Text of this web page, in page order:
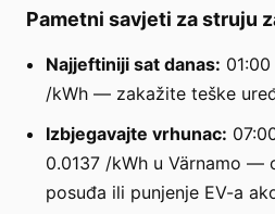
Pametni savjeti za struju
Najjeftiniji sat danas:
/kWh — zakažite teške
Izbjegavajte vrhunac:
0.0137 /kWh u Värnamo —
posuđa ili punjenje EV-a